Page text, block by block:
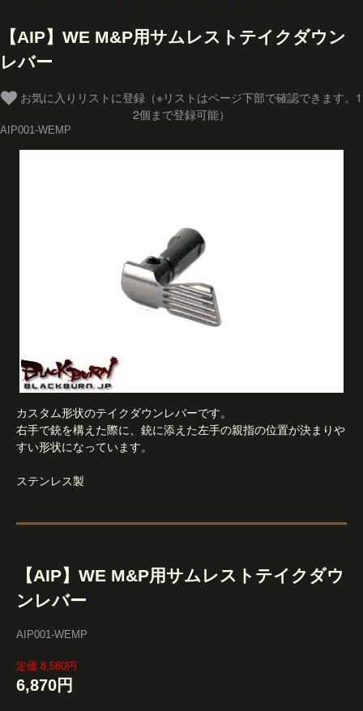
【AIP】WE M&P用サムレストテイクダウン
レバー
2個まで登録可能）
AIP001-WEMP
カスタム形状のテイクダウンレバーです。
右手で銃を構えた際に、銃に添えた左手の親指の位置が決まりや
すい形状になっています。
ステンレス製
【AIP】WE M&P用サムレストテイクダウ
ンレバー
AIP001-WEMP
定価 8,580円
6,870円